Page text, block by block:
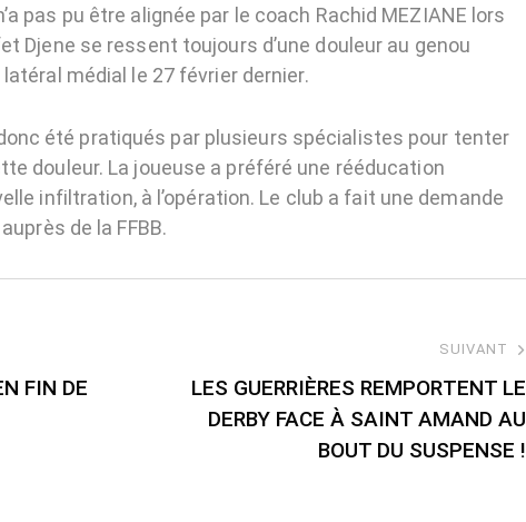
pas pu être alignée par le coach Rachid MEZIANE lors
Djene se ressent toujours d’une douleur au genou
médial le 27 février dernier.
été pratiqués par plusieurs spécialistes pour tenter
douleur. La joueuse a préféré une rééducation
infiltration, à l’opération. Le club a fait une demande
de la FFBB.
FIN DE
SUIVANT
LES GUERRIÈRES REMPORTENT LE
DERBY FACE À SAINT AMAND AU
BOUT DU SUSPENSE !